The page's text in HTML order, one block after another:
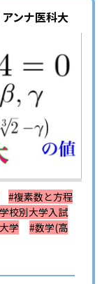
ンナ医科大
#複素数と方程
校別大学入試
学
#数学(高